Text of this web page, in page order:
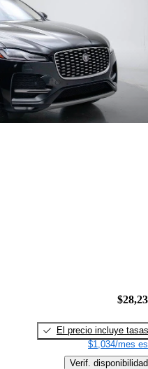
El precio incluye tasas
$1,034/mes
Verif. disponibilidad